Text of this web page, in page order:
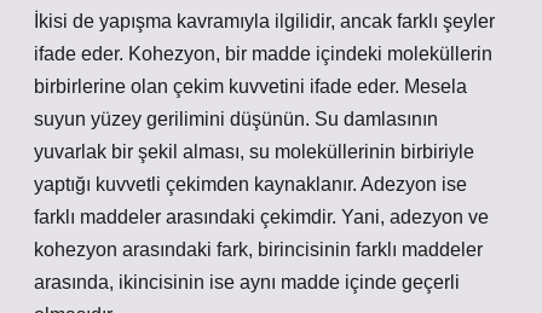
İkisi de yapışma kavramıyla ilgilidir, ancak farklı şeyler
ifade eder. Kohezyon, bir madde içindeki moleküllerin
birbirlerine olan çekim kuvvetini ifade eder. Mesela
suyun yüzey gerilimini düşünün. Su damlasının
yuvarlak bir şekil alması, su moleküllerinin birbiriyle
yaptığı kuvvetli çekimden kaynaklanır. Adezyon ise
farklı maddeler arasındaki çekimdir. Yani, adezyon ve
kohezyon arasındaki fark, birincisinin farklı maddeler
arasında, ikincisinin ise aynı madde içinde geçerli